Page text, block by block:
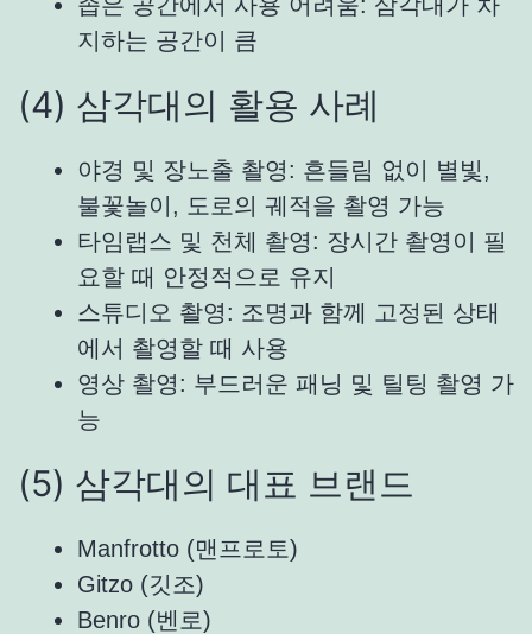
지하는 공간이 큼
(4) 삼각대의 활용 사례
야경 및 장노출 촬영: 흔들림 없이 별빛,
불꽃놀이, 도로의 궤적을 촬영 가능
타임랩스 및 천체 촬영: 장시간 촬영이 필
요할 때 안정적으로 유지
스튜디오 촬영: 조명과 함께 고정된 상태
에서 촬영할 때 사용
영상 촬영: 부드러운 패닝 및 틸팅 촬영 가
능
(5) 삼각대의 대표 브랜드
Manfrotto (맨프로토)
Gitzo (깃조)
Benro (벤로)